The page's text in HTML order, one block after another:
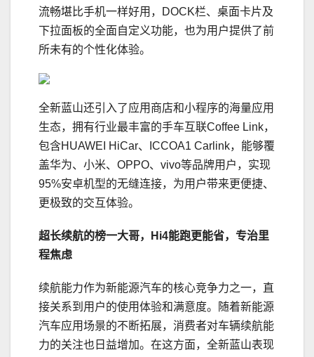
流畅堪比手机一样好用，DOCK栏、桌面卡片及
下拉面板的全面自定义功能，也为用户提供了前
所未有的个性化体验。
全新蓝山还引入了应用商店和小程序的海量应用
生态，拥有行业最丰富的手车互联Coffee Link，
包含HUAWEI HiCar、ICCOA1 Carlink，能够覆
盖华为、小米、OPPO、vivo等品牌用户，实现
95%安卓机型的无缝连接，为用户带来更便捷、
更极致的交互体验。
超长续航的榜一大哥，Hi4能跑更能省，专治里
程焦虑
续航能力作为新能源汽车的核心竞争力之一，直
接关系到用户的使用体验和满意度。随着新能源
汽车应用场景的不断拓展，消费者对车辆续航能
力的关注也日益增加。在这方面，全新蓝山表现